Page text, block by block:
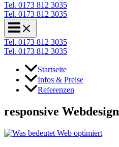
Tel. 0173 812 3035
Tel. 0173 812 3035
Tel. 0173 812 3035
Tel. 0173 812 3035
Startseite
Infos & Preise
Referenzen
responsive Webdesign